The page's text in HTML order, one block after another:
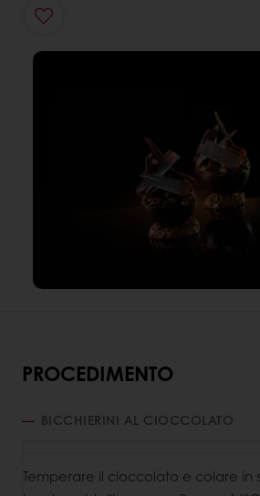
PROCEDIMENTO
BICCHIERINI AL CIOCCOLATO
Temperare il cioccolato e colare in